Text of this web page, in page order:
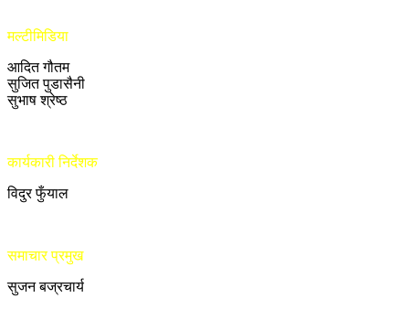
मल्टीमिडिया
आदित गौतम
सुजित पुडासैनी
सुभाष श्रेष्ठ
कार्यकारी निर्देशक
विदुर फुँयाल
समाचार प्रमुख
सुजन बज्रचार्य